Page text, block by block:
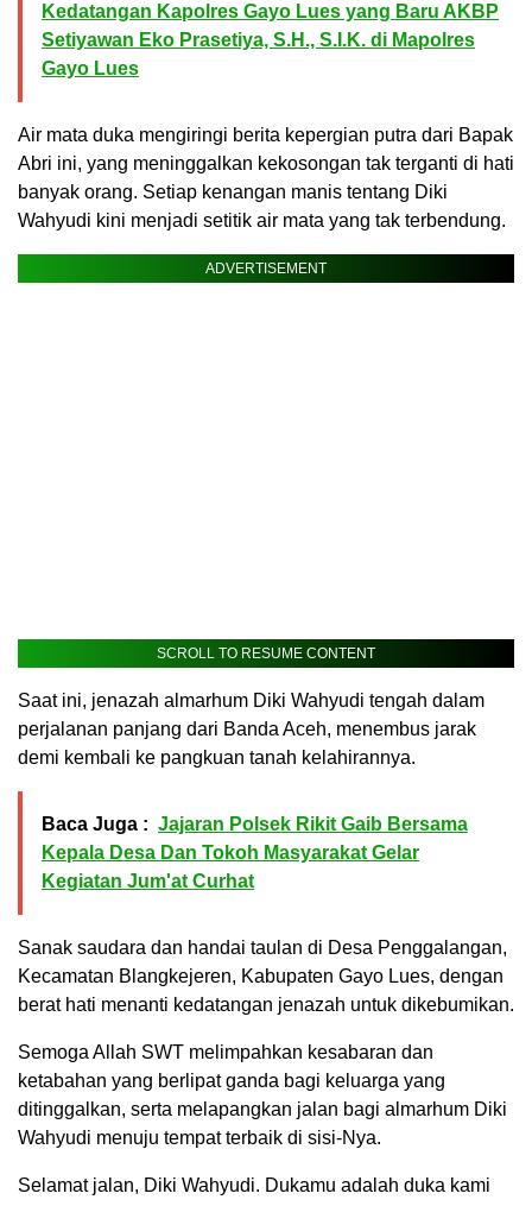
Kedatangan Kapolres Gayo Lues yang Baru AKBP
Setiyawan Eko Prasetiya, S.H., S.I.K. di Mapolres
Gayo Lues
Air mata duka mengiringi berita kepergian putra dari Bapak
Abri ini, yang meninggalkan kekosongan tak terganti di hati
banyak orang. Setiap kenangan manis tentang Diki
Wahyudi kini menjadi setitik air mata yang tak terbendung.
ADVERTISEMENT
SCROLL TO RESUME CONTENT
Saat ini, jenazah almarhum Diki Wahyudi tengah dalam
perjalanan panjang dari Banda Aceh, menembus jarak
demi kembali ke pangkuan tanah kelahirannya.
Baca Juga : Jajaran Polsek Rikit Gaib Bersama
Kepala Desa Dan Tokoh Masyarakat Gelar
Kegiatan Jum'at Curhat
Sanak saudara dan handai taulan di Desa Penggalangan,
Kecamatan Blangkejeren, Kabupaten Gayo Lues, dengan
berat hati menanti kedatangan jenazah untuk dikebumikan.
Semoga Allah SWT melimpahkan kesabaran dan
ketabahan yang berlipat ganda bagi keluarga yang
ditinggalkan, serta melapangkan jalan bagi almarhum Diki
Wahyudi menuju tempat terbaik di sisi-Nya.
Selamat jalan, Diki Wahyudi. Dukamu adalah duka kami